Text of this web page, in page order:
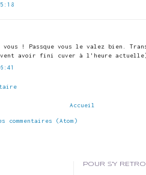
vous ! Passque vous le valez bien.
avoir fini cuver à l'heure
Accueil
commentaires (Atom)
POUR S'Y